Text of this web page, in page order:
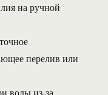
на ручной
перелив или